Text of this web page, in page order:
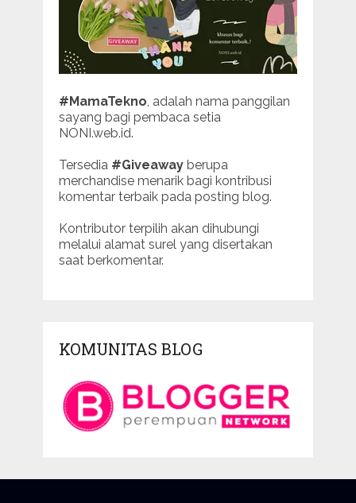
#MamaTekno, adalah nama panggilan
sayang bagi pembaca setia
NONI.web.id.
Tersedia #Giveawayberupa
merchandise menarik bagi kontribusi
komentar terbaik pada posting blog.
Kontributor terpilih akan dihubungi
melalui alamat surel yang disertakan
saat berkomentar.
KOMUNITAS BLOG